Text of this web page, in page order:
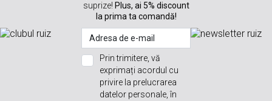
suprize! Plus, ai 5% discount
la prima ta comandă!
Prin trimitere, vă
exprimați acordul cu
privire la prelucrarea
datelor personale, în